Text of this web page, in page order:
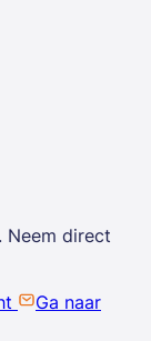
Neem direct
Ga naar